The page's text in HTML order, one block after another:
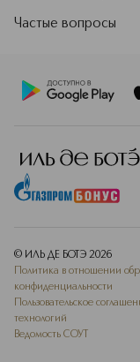
Частые вопросы
© ИЛЬ ДЕ БОТЭ 2026
Политика в отношении
конфиденциальности
Пользовательское
технологий
Ведомость СОУТ